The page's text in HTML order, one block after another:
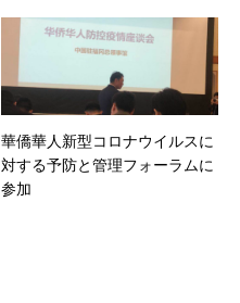
華僑華人新型コロナウイルスに
対する予防と管理フォーラムに
参加